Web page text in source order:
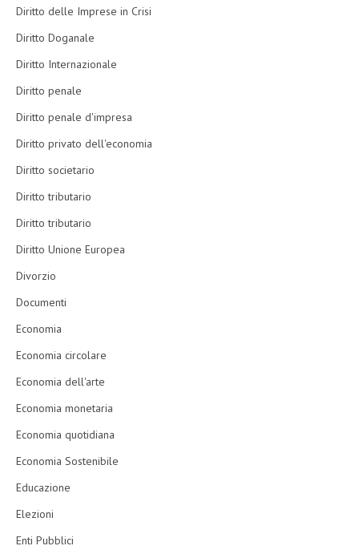
Diritto delle Imprese in Crisi
Diritto Doganale
Diritto Internazionale
Diritto penale
Diritto penale d'impresa
Diritto privato dell'economia
Diritto societario
Diritto tributario
Diritto tributario
Diritto Unione Europea
Divorzio
Documenti
Economia
Economia circolare
Economia dell'arte
Economia monetaria
Economia quotidiana
Economia Sostenibile
Educazione
Elezioni
Enti Pubblici